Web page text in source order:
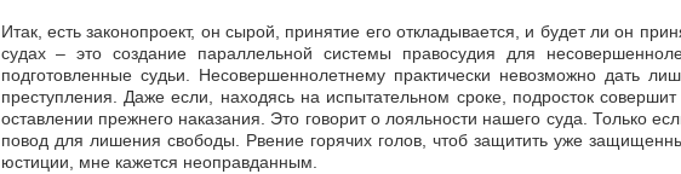
Итак, есть законопроект, он сырой, принятие его откладывается, и будет ли он
судах – это создание параллельной системы правосудия для
подготовленные судьи. Несовершеннолетнему практически невозможно дать
преступления. Даже если, находясь на испытательном сроке, подросток
оставлении прежнего наказания. Это говорит о лояльности нашего суда. Только
повод для лишения свободы. Рвение горячих голов, чтоб защитить уже
юстиции, мне кажется неоправданным.